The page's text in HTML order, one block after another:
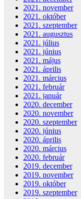
2021. november
2021. október
2021. szeptember
2021. augusztus
2021. július
2021. június
2021. május
2021. április
2021. március
2021. február
2021. január
2020. december
2020. november
2020. szeptember
2020. június
2020. április
2020. március
2020. február
2019. december
2019. november
2019. október
2019. szeptember